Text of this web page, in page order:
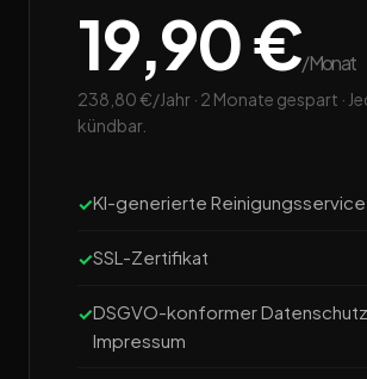
19,90 €/Monat
238,80 €/Jahr · 2 Monate gespart ·
kündbar.
KI-generierte
SSL-Zertifikat
DSGVO-konformer
Impressum